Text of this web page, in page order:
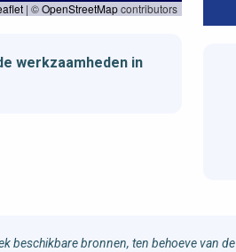
| ©OpenStreetMapcontributors
werkzaamheden in
bronnen, ten behoeve van